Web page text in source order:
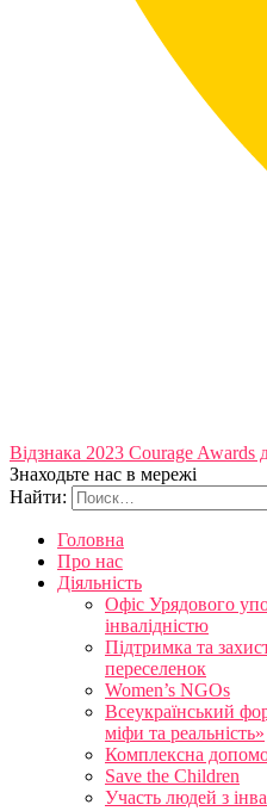
Відзнака 2023 Courage
Знаходьте нас в мережі
Найти:
Головна
Про нас
Діяльність
Офіс Урядового
інвалідністю
Підтримка та
переселенок
Women’s NGOs
Всеукраїнський
міфи та реальність»
Комплексна
Save the Children
Участь людей з